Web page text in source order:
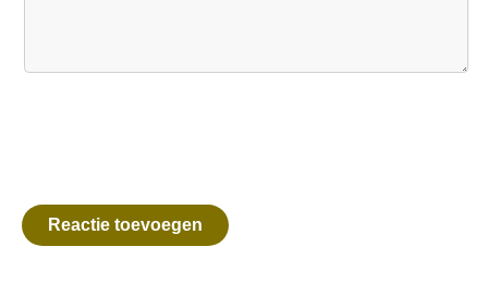
Reactie toevoegen